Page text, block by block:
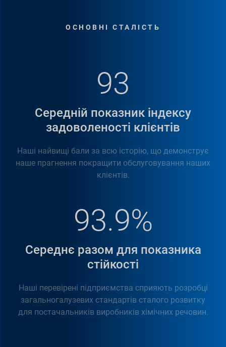
ОСНОВНІ СТАЛІСТЬ
93
Середній показник індексу
задоволеності клієнтів
Наші найвищі бали за всю історію, що демонструє
наше прагнення покращити обслуговування наших
клієнтів.
93.9%
Середнє разом для показника
стійкості
Наші перевірені підприємства сприяють розробці
загальногалузевих стандартів сталого розвитку
для постачальників виробників хімічних речовин.